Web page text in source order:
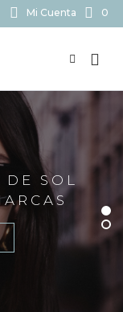
Mi Cuenta 0
SOL